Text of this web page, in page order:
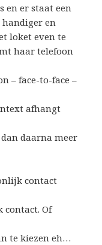
en er staat een
en
loket even te
haar telefoon
– face-to-face –
afhangt
daarna meer
contact
contact. Of
te kiezen eh…